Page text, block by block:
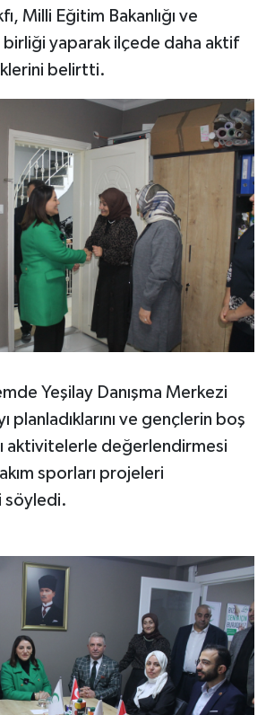
Milli Eğitim Bakanlığı ve
yaparak ilçede daha aktif
belirtti.
Yeşilay Danışma Merkezi
planladıklarını ve gençlerin boş
aktivitelerle değerlendirmesi
sporları projeleri
söyledi.